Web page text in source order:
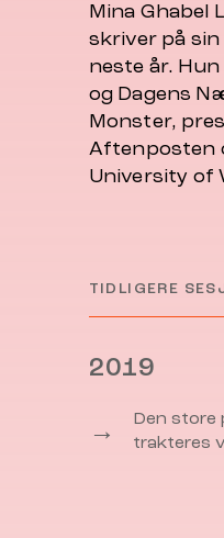
Mina Ghabel
skriver på sin
neste år.
og Dagens
Monster,
Aftenposten
University of
TIDLIGERE
2019
→
Den store
trakteres